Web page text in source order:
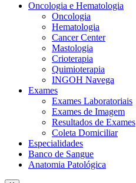
Oncologia e Hematologia
Oncologia
Hematologia
Cancer Center
Mastologia
Crioterapia
Quimioterapia
INGOH Navega
Exames
Exames Laboratoriais
Exames de Imagem
Resultados de Exames
Coleta Domiciliar
Especialidades
Banco de Sangue
Anatomia Patológica